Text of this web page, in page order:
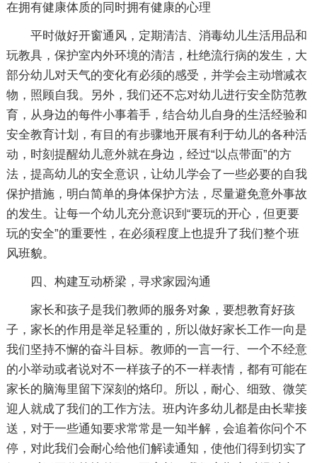
在拥有健康体质的同时拥有健康的心理
平时做好开窗通风，定期清洁、消毒幼儿生活用品和
玩教具，保护室内外环境的清洁，杜绝流行病的发生，大
部分幼儿对天气的变化有必须的感受，并学会主动增减衣
物，照顾自我。另外，我们还不忘对幼儿进行安全防范教
育，从身边的每件小事着手，结合幼儿自身的生活经验和
安全教育计划，有目的有步骤地开展有利于幼儿的各种活
动，时刻提醒幼儿意外就在身边，经过“以点带面”的方
法，提高幼儿的安全意识，让幼儿学会了一些必要的自我
保护措施，明白简单的身体保护方法，尽量避免意外事故
的发生。让每一个幼儿充分意识到“要玩的开心，但更要
玩的安全”的重要性，在必须程度上也提升了我们整个班
风班貌。
四、构建互动桥梁，寻求家园沟通
家长和孩子是我们教师的服务对象，要想教育好孩
子，家长的作用是举足轻重的，所以做好家长工作一向是
我们坚持不懈的奋斗目标。教师的一言一行、一个不经意
的小举动或者说对不一样孩子的不一样表情，都有可能在
家长的脑海里留下深刻的烙印。所以，耐心、细致、微笑
迎人就成了我们的工作方法。班内许多幼儿都是由长辈接
送，对于一些通知要求常常是一知半解，会追着你问个不
停，对此我们会耐心给他们解读通知，使他们得到切实了